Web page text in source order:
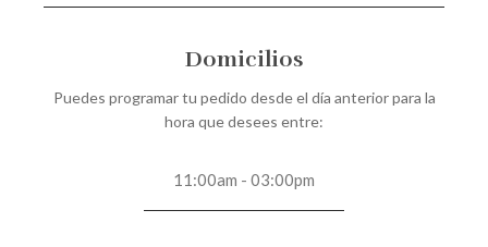
Domicilios
Puedes programar tu pedido desde el día anterior para la
hora que desees entre:
11:00am - 03:00pm